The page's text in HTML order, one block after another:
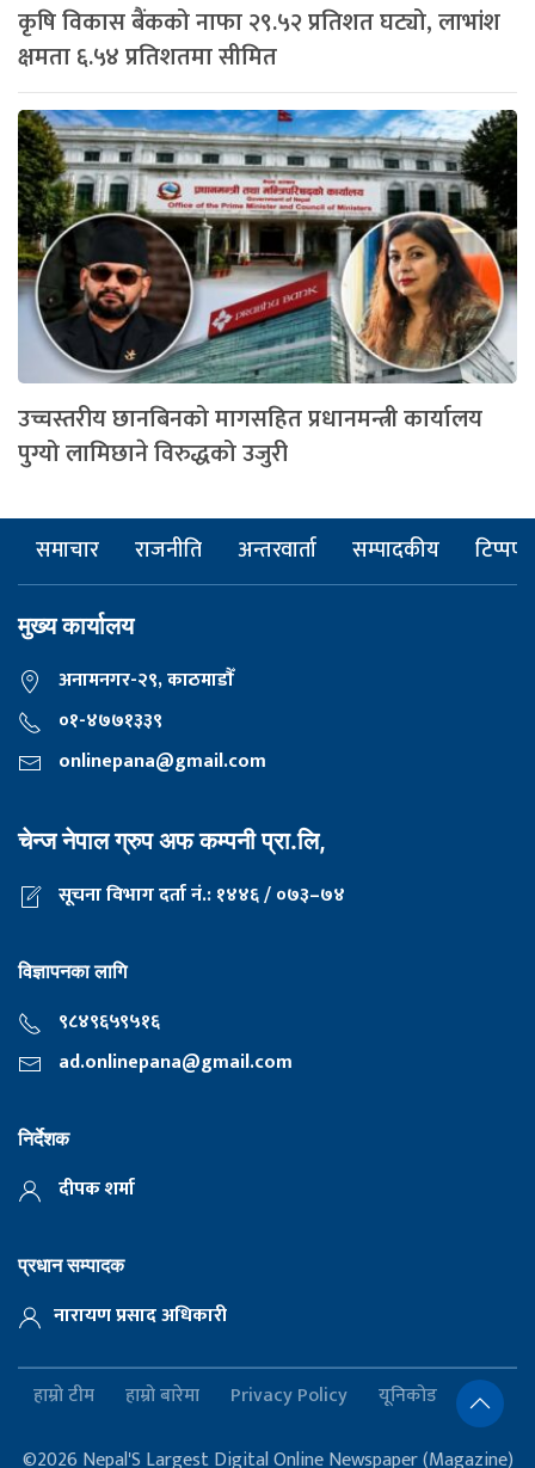
कृषि विकास बैंकको नाफा २९.५२ प्रतिशत घट्यो, लाभांश
क्षमता ६.५४ प्रतिशतमा सीमित
उच्चस्तरीय छानबिनको मागसहित प्रधानमन्त्री कार्यालय
पुग्यो लामिछाने विरुद्धको उजुरी
समाचार राजनीति अन्तरवार्ता सम्पादकीय टिप्पणी
मुख्य कार्यालय
अनामनगर-२९, काठमाडाैँ
०१-४७७१३३९
onlinepana@gmail.com
चेन्ज नेपाल ग्रुप अफ कम्पनी प्रा.लि,
सूचना विभाग दर्ता नं.: १४४६ / ०७३–७४
विज्ञापनका लागि
९८४९६५९५१६
ad.onlinepana@gmail.com
निर्देशक
दीपक शर्मा
प्रधान सम्पादक
नारायण प्रसाद अधिकारी
हाम्रो टीम हाम्रो बारेमा Privacy Policy यूनिकोड
©2026 Nepal'S Largest Digital Online Newspaper (Magazine)